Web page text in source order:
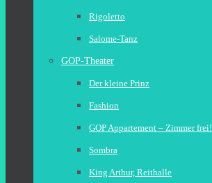
Rigoletto
Salome-Tanz
GOP-Theater
Der kleine Prinz
Fashion
GOP Appartement – Zimmer frei!
Sombra
King Arthur, Reithalle